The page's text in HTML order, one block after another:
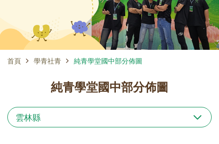
首頁 學青社青 純青學堂國中部分佈圖
純青學堂國中部分佈圖
雲林縣